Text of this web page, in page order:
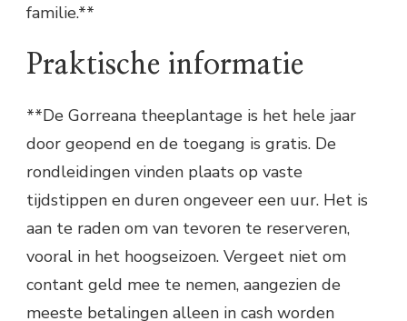
familie.**
Praktische informatie
**De Gorreana theeplantage is het hele jaar
door geopend en de toegang is gratis. De
rondleidingen vinden plaats op vaste
tijdstippen en duren ongeveer een uur. Het is
aan te raden om van tevoren te reserveren,
vooral in het hoogseizoen. Vergeet niet om
contant geld mee te nemen, aangezien de
meeste betalingen alleen in cash worden